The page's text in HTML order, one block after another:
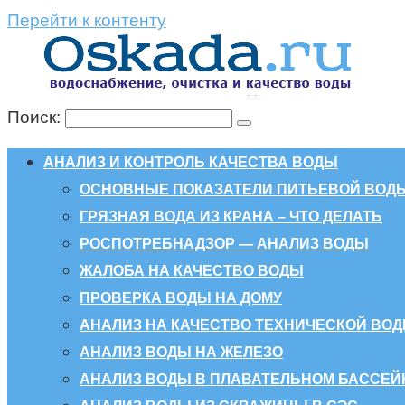
Перейти к контенту
Поиск:
АНАЛИЗ И КОНТРОЛЬ КАЧЕСТВА ВОДЫ
ОСНОВНЫЕ ПОКАЗАТЕЛИ ПИТЬЕВОЙ ВОДЫ
ГРЯЗНАЯ ВОДА ИЗ КРАНА – ЧТО ДЕЛАТЬ
РОСПОТРЕБНАДЗОР — АНАЛИЗ ВОДЫ
ЖАЛОБА НА КАЧЕСТВО ВОДЫ
ПРОВЕРКА ВОДЫ НА ДОМУ
АНАЛИЗ НА КАЧЕСТВО ТЕХНИЧЕСКОЙ
АНАЛИЗ ВОДЫ НА ЖЕЛЕЗО
АНАЛИЗ ВОДЫ В ПЛАВАТЕЛЬНОМ